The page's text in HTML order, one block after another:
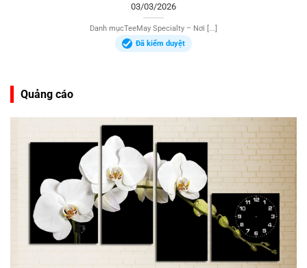
03/03/2026
Danh mụcTeeMay Specialty – Nơi [...]
Đã kiểm duyệt
Quảng cáo